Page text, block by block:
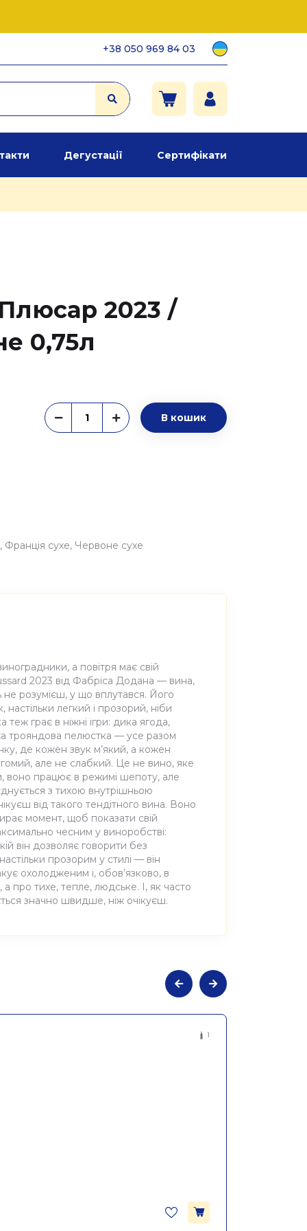
+38 050 969 84 03
Дегустації Сертифікати
2023 /
0,75л
В кошик
Франція сухе Червоне сухе
а повітря має свій
2023 від Фабріса Додана — вина,
не розумієш, у що вплутався. Його
легкий і прозорий, ніби
теж грає в ніжні ігри: дика ягода,
трояндова пелюстка — усе разом
де кожен звук м’який, а кожен
але не слабкий. Це не вино, яке
воно працює в режимі шепоту, але
з тихою внутрішньою
від такого тендітного вина. Воно
момент, щоб показати свій
чесним у виноробстві:
він дозволяє говорити без
прозорим у стилі — він
охолодженим і, обов’язково, в
про тихе, тепле, людське. І, як часто
значно швидше, ніж очікуєш.
1